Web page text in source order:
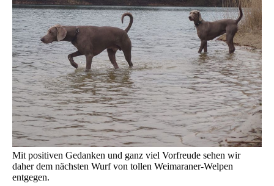
Mit positiven Gedanken und ganz viel Vorfreude sehen wir
daher dem nächsten Wurf von tollen Weimaraner-Welpen
entgegen.